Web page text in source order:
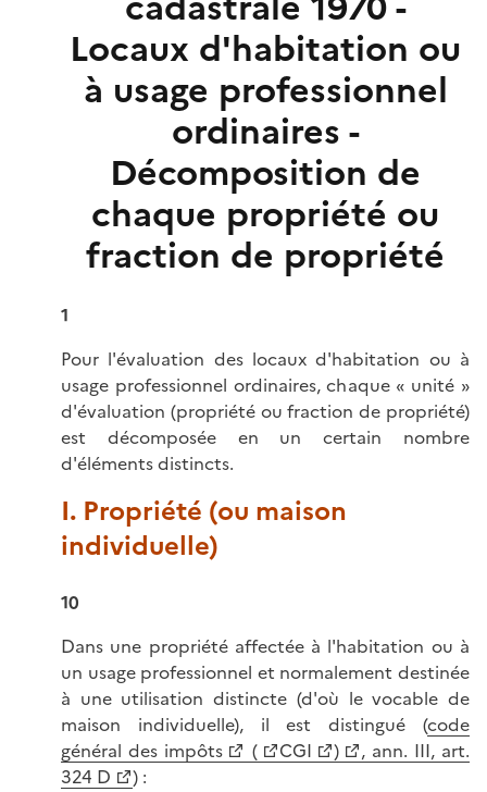
Locaux d'habitation ou
à usage professionnel
ordinaires -
Décomposition de
chaque propriété ou
fraction de propriété
1
Pour l'évaluation des locaux d'habitation ou à
usage professionnel ordinaires, chaque « unité »
d'évaluation (propriété ou fraction de propriété)
est décomposée en un certain nombre
d'éléments distincts.
I. Propriété (ou maison
individuelle)
10
Dans une propriété affectée à l'habitation ou à
un usage professionnel et normalement destinée
à une utilisation distincte (d'où le vocable de
maison individuelle), il est distingué (code
général des impôts
( CGI )
, ann. III, art.
324 D
) :